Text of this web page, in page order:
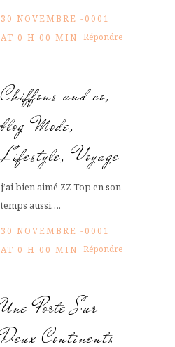
30 NOVEMBRE -0001
AT 0 H 00 MIN Répondre
Chiffons and co,
blog Mode,
Lifestyle, Voyage
j’ai bien aimé ZZ Top en son
temps aussi….
30 NOVEMBRE -0001
AT 0 H 00 MIN Répondre
Une Porte Sur
Deux Continents